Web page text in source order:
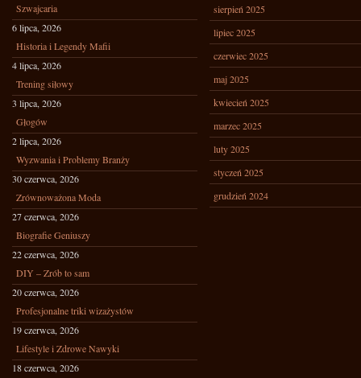
Szwajcaria
6 lipca, 2026
Historia i Legendy Mafii
4 lipca, 2026
Trening siłowy
3 lipca, 2026
Głogów
2 lipca, 2026
Wyzwania i Problemy Branży
30 czerwca, 2026
Zrównoważona Moda
27 czerwca, 2026
Biografie Geniuszy
22 czerwca, 2026
DIY – Zrób to sam
20 czerwca, 2026
Profesjonalne triki wizażystów
19 czerwca, 2026
Lifestyle i Zdrowe Nawyki
18 czerwca, 2026
sierpień 2025
lipiec 2025
czerwiec 2025
maj 2025
kwiecień 2025
marzec 2025
luty 2025
styczeń 2025
grudzień 2024